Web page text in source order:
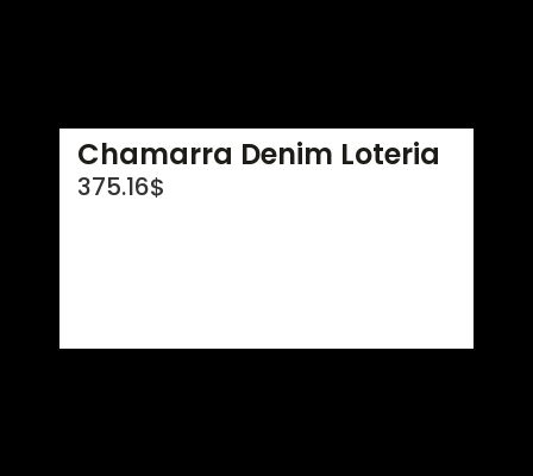
Chamarra Denim Loteria
375.16$